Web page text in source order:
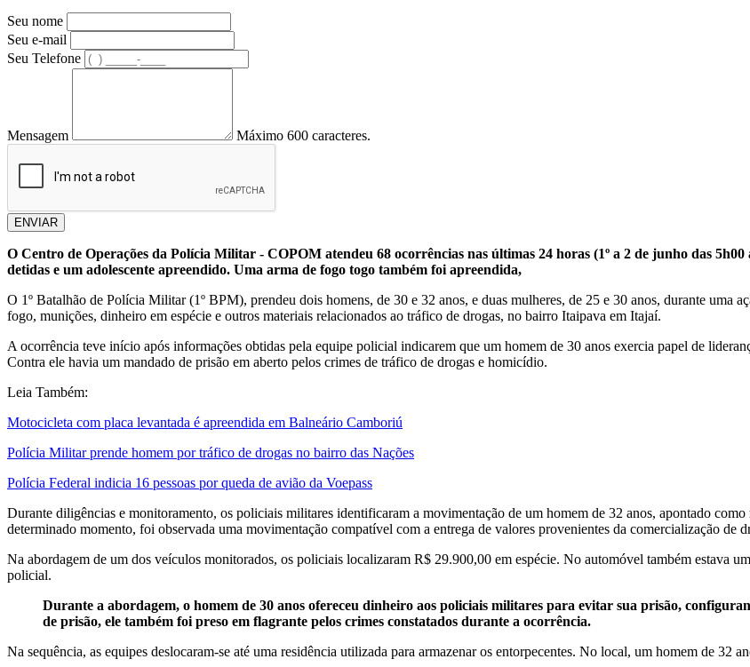
Seu nome
Seu e-mail
Seu Telefone
Mensagem Máximo 600 caracteres.
ENVIAR
O Centro de Operações da Polícia Militar - COPOM atendeu 68 ocorrências nas últimas 24 horas (1º a 2 de junho das
detidas e um adolescente apreendido. Uma arma de fogo togo também foi apreendida,
O 1º Batalhão de Polícia Militar (1º BPM), prendeu dois homens, de 30 e 32 anos, e duas mulheres, de 25 e 30 anos, durante uma
fogo, munições, dinheiro em espécie e outros materiais relacionados ao tráfico de drogas, no bairro Itaipava em Itajaí.
A ocorrência teve início após informações obtidas pela equipe policial indicarem que um homem de 30 anos exercia papel de
Contra ele havia um mandado de prisão em aberto pelos crimes de tráfico de drogas e homicídio.
Leia Também:
Motocicleta com placa levantada é apreendida em Balneário Camboriú
Polícia Militar prende homem por tráfico de drogas no bairro das Nações
Polícia Federal indicia 16 pessoas por queda de avião da Voepass
Durante diligências e monitoramento, os policiais militares identificaram a movimentação de um homem de 32 anos, apontado
determinado momento, foi observada uma movimentação compatível com a entrega de valores provenientes da comercialização de
Na abordagem de um dos veículos monitorados, os policiais localizaram R$ 29.900,00 em espécie. No automóvel também estava
policial.
Durante a abordagem, o homem de 30 anos ofereceu dinheiro aos policiais militares para evitar sua prisão,
de prisão, ele também foi preso em flagrante pelos crimes constatados durante a ocorrência.
Na sequência, as equipes deslocaram-se até uma residência utilizada para armazenar os entorpecentes. No local, um homem de 32